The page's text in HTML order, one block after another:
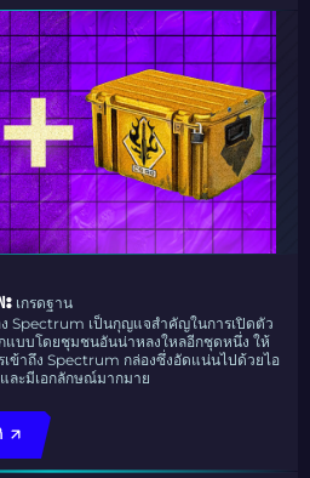
: เกรดฐาน
Spectrum เป็นกุญแจสำคัญในการเปิดตัว
แบบโดยชุมชนอันน่าหลงใหลอีกชุดหนึ่ง ให้
เข้าถึง Spectrum กล่องซึ่งอัดแน่นไปด้วยไอ
และมีเอกลักษณ์มากมาย